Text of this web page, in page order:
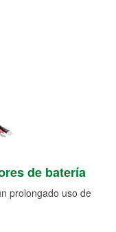
de batería
prolongado uso de